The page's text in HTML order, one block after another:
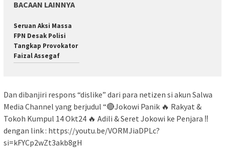
BACAAN LAINNYA
Seruan Aksi Massa
FPN Desak Polisi
Tangkap Provokator
Faizal Assegaf
Dan dibanjiri respons “dislike” dari para netizen si akun Salwa
Media Channel yang berjudul “🔴Jokowi Panik 🔥 Rakyat &
Tokoh Kumpul 14 Okt24 🔥 Adili & Seret Jokowi ke Penjara ‼️
dengan link : https://youtu.be/VORMJiaDPLc?
si=kFYCp2wZt3akb8gH